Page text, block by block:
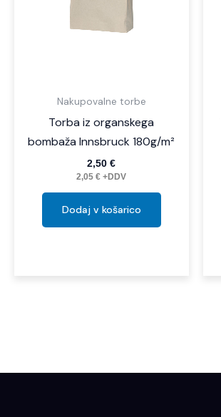
Nakupovalne torbe
Torba iz organskega
bombaža Innsbruck 180g/m²
2,50€
2,05€ +DDV
Dodaj v košarico